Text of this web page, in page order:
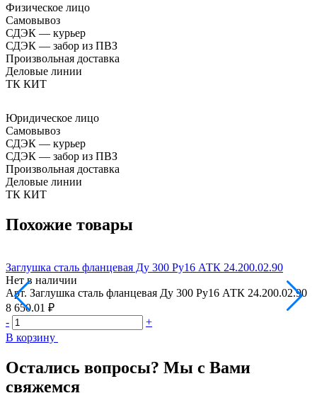
Физическое лицо
Самовывоз
СДЭК — курьер
СДЭК — забор из ПВЗ
Произвольная доставка
Деловые линии
ТК КИТ
Юридическое лицо
Самовывоз
СДЭК — курьер
СДЭК — забор из ПВЗ
Произвольная доставка
Деловые линии
ТК КИТ
Похожие товары
Заглушка сталь фланцевая Ду 300 Ру16 АТК 24.200.02.90
Нет в наличии
Арт. Заглушка сталь фланцевая Ду 300 Ру16 АТК 24.200.02.90
8 650.01 ₽
-
+
В корзину
Остались вопросы? Мы с Вами
свяжемся